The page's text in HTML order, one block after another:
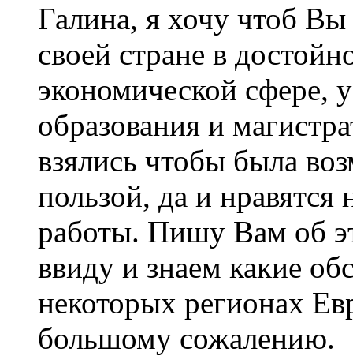
Галина, я хочу чтоб
своей стране в
экономической сфере,
образования и
взялись чтобы была
пользой, да и
работы. Пишу Вам об
ввиду и знаем какие
некоторых регионах
большому сожалению.